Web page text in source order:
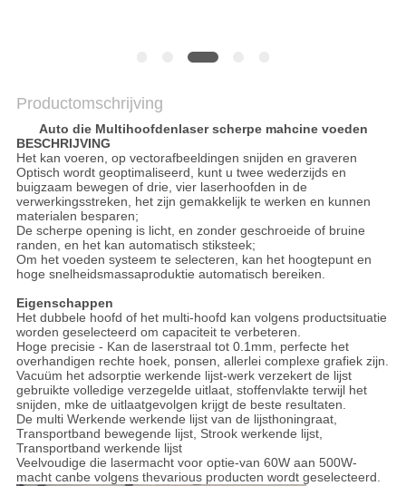
PRIVACY
POLICY
Productomschrijving
Auto die Multihoofdenlaser scherpe mahcine voeden
BESCHRIJVING
Het kan voeren, op vectorafbeeldingen snijden en graveren
Optisch wordt geoptimaliseerd, kunt u twee wederzijds en
buigzaam bewegen of drie, vier laserhoofden in de
verwerkingsstreken, het zijn gemakkelijk te werken en kunnen
materialen besparen;
De scherpe opening is licht, en zonder geschroeide of bruine
randen, en het kan automatisch stiksteek;
Om het voeden systeem te selecteren, kan het hoogtepunt en
hoge snelheidsmassaproduktie automatisch bereiken.
Eigenschappen
Het dubbele hoofd of het multi-hoofd kan volgens productsituatie
worden geselecteerd om capaciteit te verbeteren.
Hoge precisie - Kan de laserstraal tot 0.1mm, perfecte het
overhandigen rechte hoek, ponsen, allerlei complexe grafiek zijn.
Vacuüm het adsorptie werkende lijst-werk verzekert de lijst
gebruikte volledige verzegelde uitlaat, stoffenvlakte terwijl het
snijden, mke de uitlaatgevolgen krijgt de beste resultaten.
De multi Werkende werkende lijst van de lijsthoningraat,
Transportband bewegende lijst, Strook werkende lijst,
Transportband werkende lijst
Veelvoudige die lasermacht voor optie-van 60W aan 500W-
macht canbe volgens thevarious producten wordt geselecteerd.